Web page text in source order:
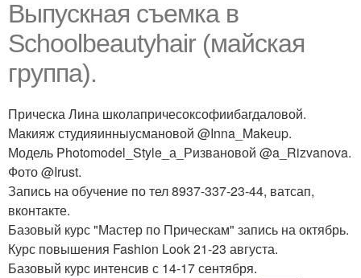
Выпускная съемка в
Schoolbeautyhair (майская
группа).
Прическа Лина школапричесоксофиибагдаловой.
Макияж студияинныусмановой @Inna_Makeup.
Модель Photomodel_Style_а_Ризвановой @a_Rizvanova.
Фото @Irust.
Запись на обучение по тел 8937-337-23-44, ватсап,
вконтакте.
Базовый курс "Мастер по Прическам" запись на октябрь.
Курс повышения Fashion Look 21-23 августа.
Базовый курс интенсив с 14-17 сентября.